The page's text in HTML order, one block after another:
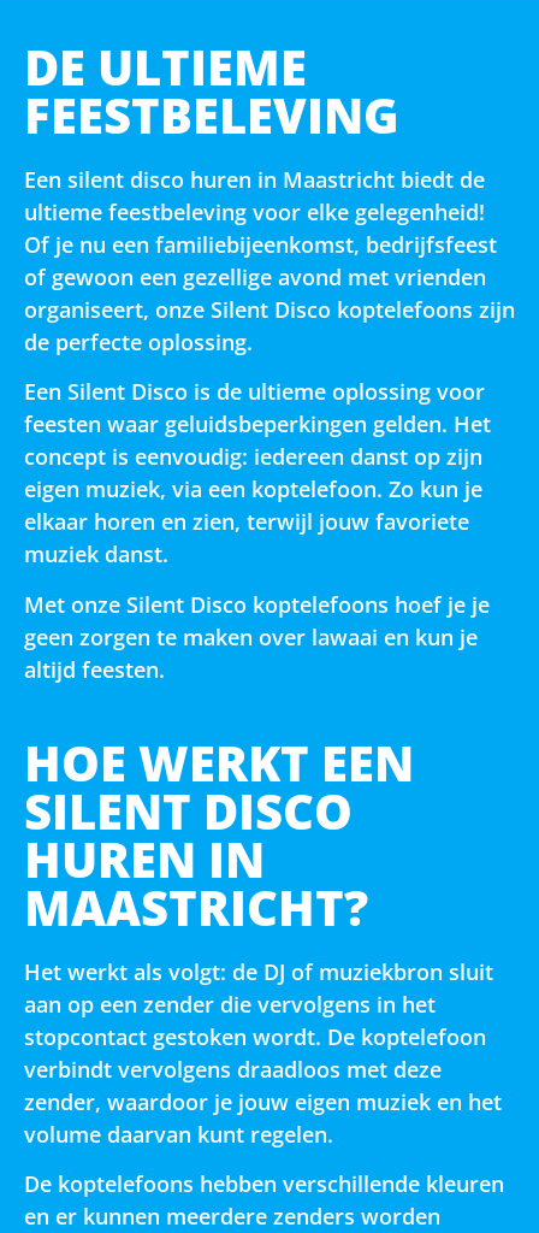
DE ULTIEME
FEESTBELEVING
Een silent disco huren in Maastricht biedt de
ultieme feestbeleving voor elke gelegenheid!
Of je nu een familiebijeenkomst, bedrijfsfeest
of gewoon een gezellige avond met vrienden
organiseert, onze Silent Disco koptelefoons zijn
de perfecte oplossing.
Een Silent Disco is de ultieme oplossing voor
feesten waar geluidsbeperkingen gelden. Het
concept is eenvoudig: iedereen danst op zijn
eigen muziek, via een koptelefoon. Zo kun je
elkaar horen en zien, terwijl jouw favoriete
muziek danst.
Met onze Silent Disco koptelefoons hoef je je
geen zorgen te maken over lawaai en kun je
altijd feesten.
HOE WERKT EEN
SILENT DISCO
HUREN IN
MAASTRICHT?
Het werkt als volgt: de DJ of muziekbron sluit
aan op een zender die vervolgens in het
stopcontact gestoken wordt. De koptelefoon
verbindt vervolgens draadloos met deze
zender, waardoor je jouw eigen muziek en het
volume daarvan kunt regelen.
De koptelefoons hebben verschillende kleuren
en er kunnen meerdere zenders worden